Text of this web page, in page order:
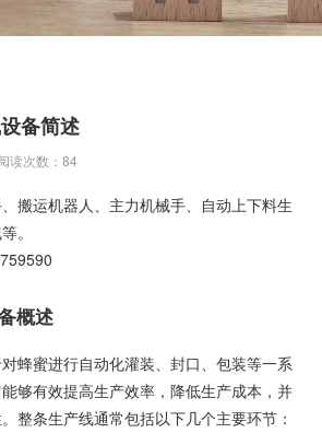
备简述
读次数：84
搬运机器人、主力机械手、自动上下料生
。
概述
蜂蜜进行自动化灌装、封口、包装等一系
够有效提高生产效率，降低生产成本，并
整条生产线通常包括以下几个主要环节：